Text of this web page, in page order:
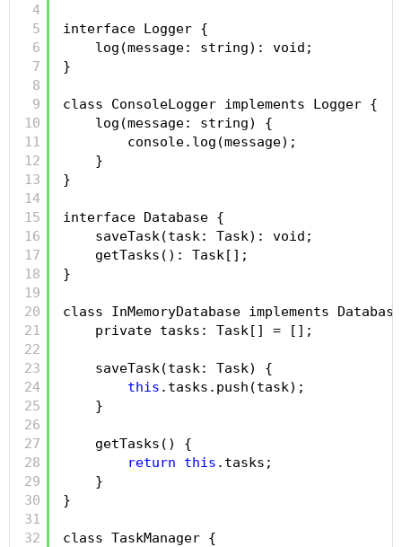
4
5
6
7
8
9
10
11
12
13
14
15
16
17
18
19
20
21
22
23
24
25
26
27
28
29
30
31
32
interface Logger {
log(message: string): void;
}
class ConsoleLogger implements Logger {
log(message: string) {
console.log(message);
}
}
interface Database {
saveTask(task: Task): void;
getTasks(): Task[];
}
class InMemoryDatabase implements
private tasks: Task[] = [];
saveTask(task: Task) {
this .tasks.push(task);
}
getTasks() {
return
this .tasks;
}
}
class TaskManager {